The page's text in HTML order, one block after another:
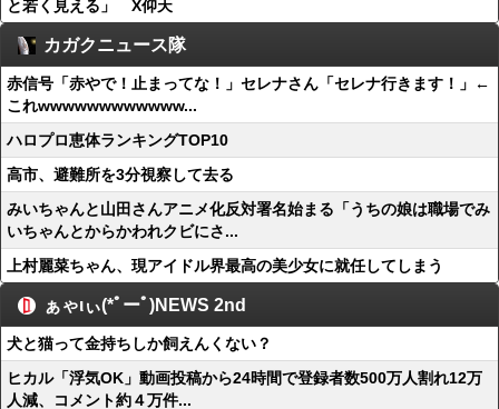
と若く見える」 X仰天
カガクニュース隊
赤信号「赤やで！止まってな！」セレナさん「セレナ行きます！」←
これwwwwwwwwwwww...
ハロプロ恵体ランキングTOP10
高市、避難所を3分視察して去る
みいちゃんと山田さんアニメ化反対署名始まる「うちの娘は職場でみ
いちゃんとからかわれクビにさ...
上村麗菜ちゃん、現アイドル界最高の美少女に就任してしまう
ぁゃιぃ(*ﾟーﾟ)NEWS 2nd
犬と猫って金持ちしか飼えんくない？
ヒカル「浮気OK」動画投稿から24時間で登録者数500万人割れ12万
人減、コメント約４万件...